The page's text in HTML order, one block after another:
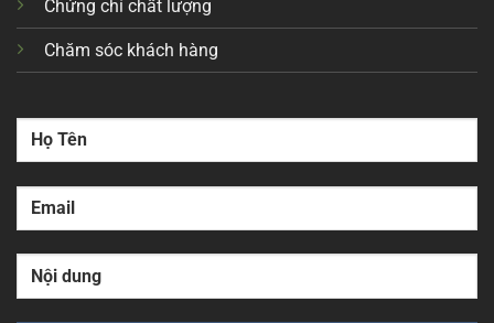
Chứng chỉ chất lượng
Chăm sóc khách hàng